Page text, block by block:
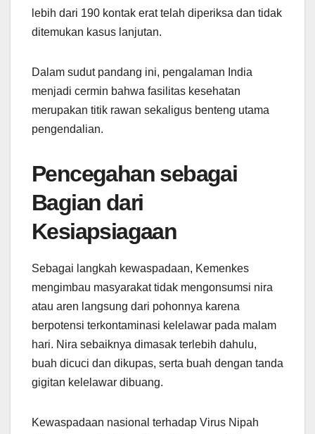
lebih dari 190 kontak erat telah diperiksa dan tidak
ditemukan kasus lanjutan.
Dalam sudut pandang ini, pengalaman India
menjadi cermin bahwa fasilitas kesehatan
merupakan titik rawan sekaligus benteng utama
pengendalian.
Pencegahan sebagai
Bagian dari
Kesiapsiagaan
Sebagai langkah kewaspadaan, Kemenkes
mengimbau masyarakat tidak mengonsumsi nira
atau aren langsung dari pohonnya karena
berpotensi terkontaminasi kelelawar pada malam
hari. Nira sebaiknya dimasak terlebih dahulu,
buah dicuci dan dikupas, serta buah dengan tanda
gigitan kelelawar dibuang.
Kewaspadaan nasional terhadap Virus Nipah